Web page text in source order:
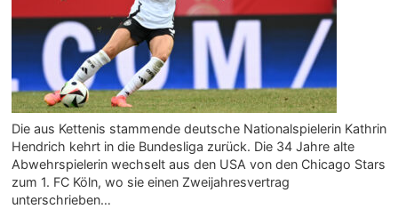
Die aus Kettenis stammende deutsche Nationalspielerin Kathrin
Hendrich kehrt in die Bundesliga zurück. Die 34 Jahre alte
Abwehrspielerin wechselt aus den USA von den Chicago Stars
zum 1. FC Köln, wo sie einen Zweijahresvertrag
unterschrieben…